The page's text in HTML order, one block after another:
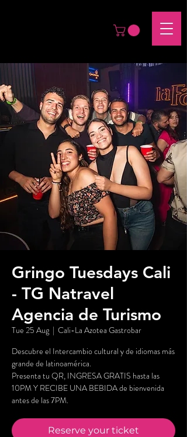
Gringo Tuesdays Cali
- TG Natravel
Agencia de Turismo
Tue 25 Aug
  |
Cali-La Azotea Gastrobar
Descubre el Intercambio cultural y de idiomas más
grande de latinoamérica.
Presenta tu QR, INGRESA GRATIS hasta las
10PM Y RECIBE UNA BEBIDA de bienvenida
antes de las 7PM.
Reserve your ticket